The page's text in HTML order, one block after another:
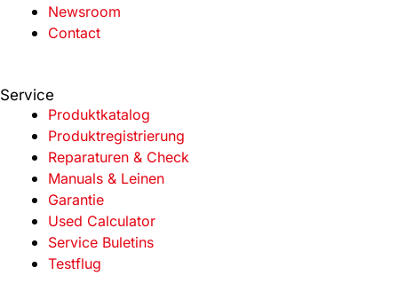
Newsroom
Contact
Service
Produktkatalog
Produktregistrierung
Reparaturen & Check
Manuals & Leinen
Garantie
Used Calculator
Service Buletins
Testflug